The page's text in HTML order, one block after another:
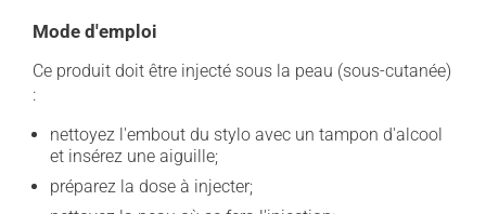
Mode d'emploi
Ce produit doit être injecté sous la peau (sous-cutanée)
:
nettoyez l'embout du stylo avec un tampon d'alcool
et insérez une aiguille;
préparez la dose à injecter;